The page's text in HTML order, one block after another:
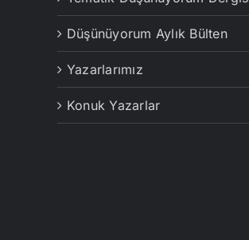
Düşünüyorum Aylık Bülten
Yazarlarımız
Konuk Yazarlar